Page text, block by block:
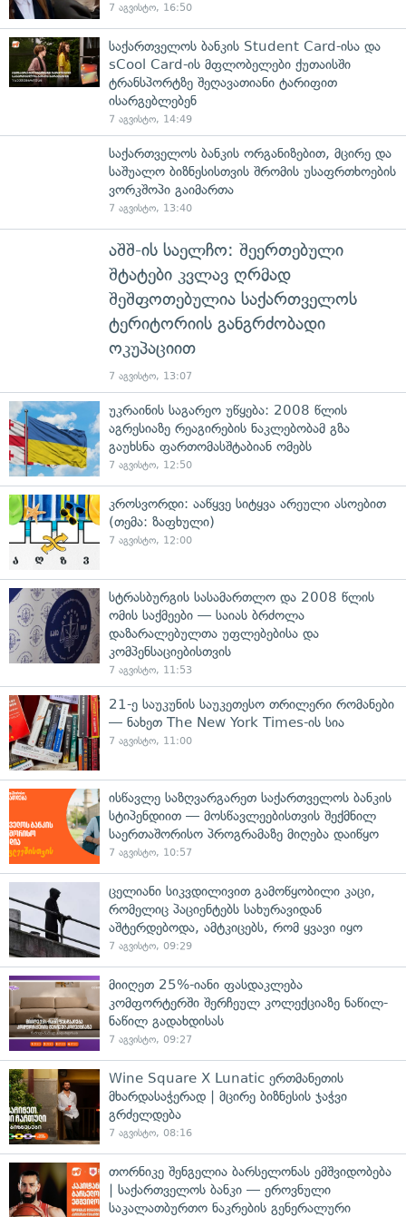
7 აგვისტო, 16:50
საქართველოს ბანკის Student Card-ისა და
sCool Card-ის მფლობელები ქუთაისში
ტრანსპორტზე შეღავათიანი ტარიფით
ისარგებლებენ
7 აგვისტო, 14:49
საქართველოს ბანკის ორგანიზებით, მცირე და
საშუალო ბიზნესისთვის შრომის უსაფრთხოების
ვორკშოპი გაიმართა
7 აგვისტო, 13:40
აშშ-ის საელჩო: შეერთებული
შტატები კვლავ ღრმად
შეშფოთებულია საქართველოს
ტერიტორიის განგრძობადი
ოკუპაციით
7 აგვისტო, 13:07
უკრაინის საგარეო უწყება: 2008 წლის
აგრესიაზე რეაგირების ნაკლებობამ გზა
გაუხსნა ფართომასშტაბიან ომებს
7 აგვისტო, 12:50
კროსვორდი: ააწყვე სიტყვა არეული ასოებით
(თემა: ზაფხული)
7 აგვისტო, 12:00
სტრასბურგის სასამართლო და 2008 წლის
ომის საქმეები — საიას ბრძოლა
დაზარალებულთა უფლებებისა და
კომპენსაციებისთვის
7 აგვისტო, 11:53
21-ე საუკუნის საუკეთესო თრილერი რომანები
— ნახეთ The New York Times-ის სია
7 აგვისტო, 11:00
ისწავლე საზღვარგარეთ საქართველოს ბანკის
სტიპენდიით — მოსწავლეებისთვის შექმნილ
საერთაშორისო პროგრამაზე მიღება დაიწყო
7 აგვისტო, 10:57
ცელიანი სიკვდილივით გამოწყობილი კაცი,
რომელიც პაციენტებს სახურავიდან
აშტერდებოდა, ამტკიცებს, რომ ყვავი იყო
7 აგვისტო, 09:29
მიიღეთ 25%-იანი ფასდაკლება
კომფორტერში შერჩეულ კოლექციაზე ნაწილ-
ნაწილ გადახდისას
7 აგვისტო, 09:27
Wine Square X Lunatic ერთმანეთის
მხარდასაჭერად | მცირე ბიზნესის ჯაჭვი
გრძელდება
7 აგვისტო, 08:16
თორნიკე შენგელია ბარსელონას ემშვიდობება
| საქართველოს ბანკი — ეროვნული
საკალათბურთო ნაკრების გენერალური